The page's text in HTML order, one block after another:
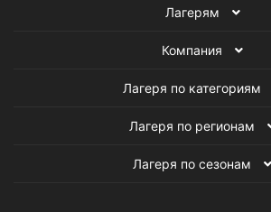
Лагерям
Компания
Лагеря по категориям
Лагеря по регионам
Лагеря по сезонам